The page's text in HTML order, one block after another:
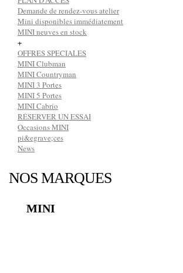
Demande de rendez-vous atelier
Mini disponibles immédiatement
MINI neuves en stock
+
OFFRES SPECIALES
MINI Clubman
MINI Countryman
MINI 3 Portes
MINI 5 Portes
MINI Cabrio
RÉSERVER UN ESSAI
Occasions MINI
pi&egrave;ces
News
NOS MARQUES
MINI